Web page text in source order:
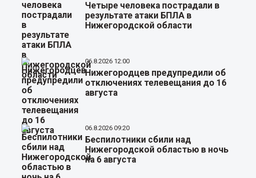
Четыре человека пострадали в
результате атаки БПЛА в
Нижегородской области
06.8.2026 12:00
Нижегородцев предупредили об
отключениях телевещания до 16
августа
06.8.2026 09:20
Беспилотники сбили над
Нижегородской областью в ночь
на 6 августа